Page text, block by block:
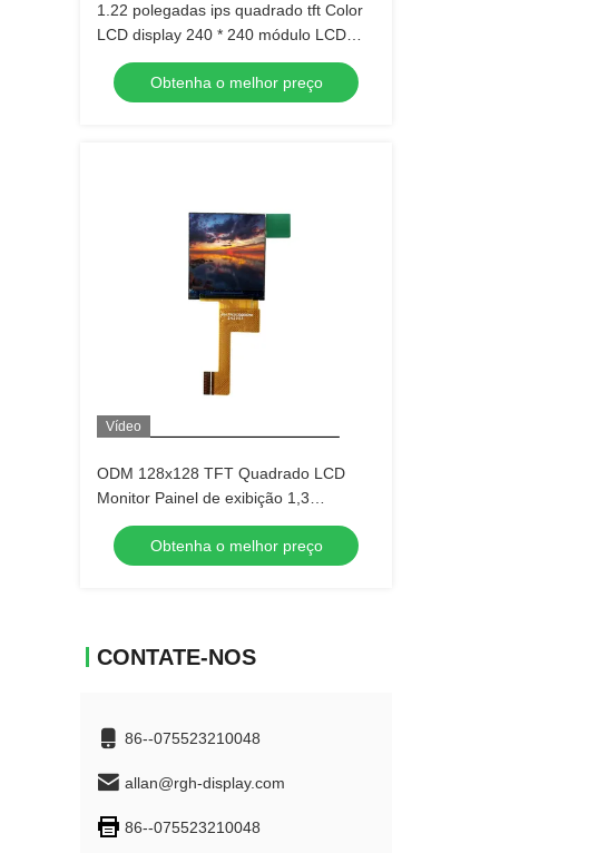
1.22 polegadas ips quadrado tft Color
LCD display 240 * 240 módulo LCD
pode ser tocado
Obtenha o melhor preço
Vídeo
ODM 128x128 TFT Quadrado LCD
Monitor Painel de exibição 1,3
polegadas 700cd/m2
Obtenha o melhor preço
CONTATE-NOS
86--075523210048
allan@rgh-display.com
86--075523210048